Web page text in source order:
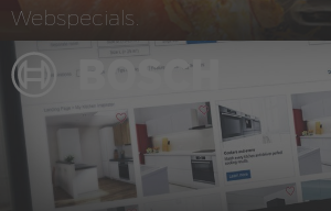
Webspecials.